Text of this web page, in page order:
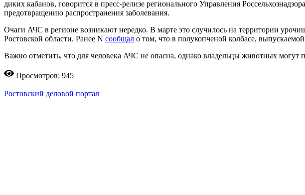
диких кабанов, говорится в пресс-релизе регионального Управления
предотвращению распространения заболевания.
Очаги АЧС в регионе возникают нередко. В марте это случилось на территории
Ростовской области. Ранее N сообщал о том, что в полукопченой колбасе,
Важно отметить, что для человека АЧС не опасна, однако владельцы животных
Просмотров: 945
Ростовский деловой портал